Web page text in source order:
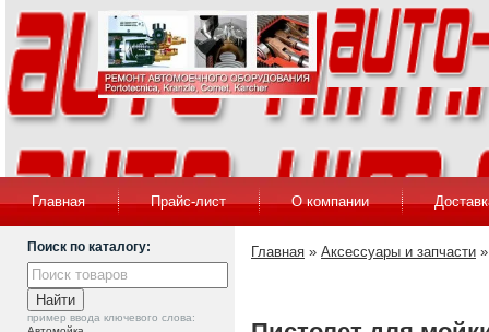
Главная Прайс-лист О компании
Поиск по каталогу:
пример ввода ключевого слова:
Главная » Аксессуары и запчасти